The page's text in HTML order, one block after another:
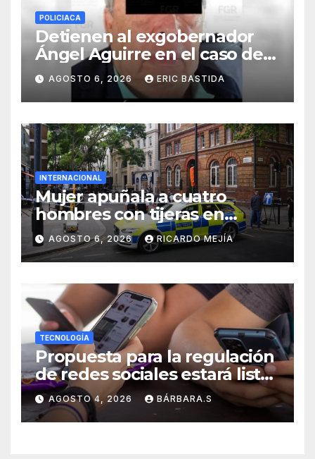
POLICIACA
Detienen al exgobernador
Ángel Aguirre en el caso de
la desaparición de los 43
estudiantes de Ayotzinapa
AGOSTO 6, 2026 ERIC BASTIDA
INTERNACIONAL
Mujer apuñala a cuatro
hombres con tijeras en
Londres: «Es una persona sin
hogar»
AGOSTO 6, 2026 RICARDO MEJÍA
TECNOLOGÍA
Propuesta para la regulación
de redes sociales estará lista
a finales de agosto:
Sheinbaum
AGOSTO 4, 2026 BÁRBARA.S